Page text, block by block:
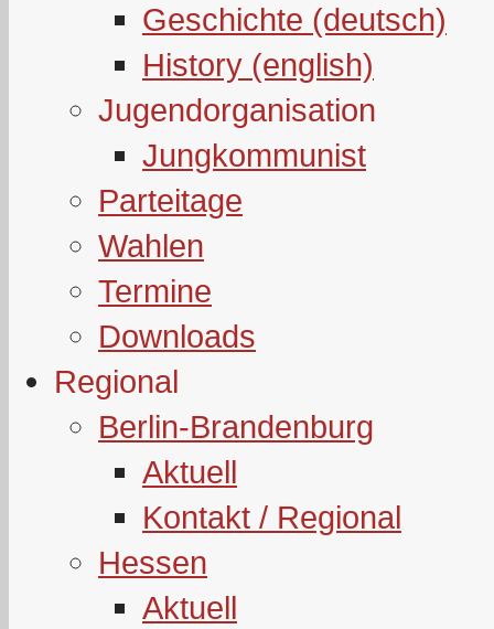
Geschichte (deutsch)
History (english)
Jugendorganisation
Jungkommunist
Parteitage
Wahlen
Termine
Downloads
Regional
Berlin-Brandenburg
Aktuell
Kontakt / Regional
Hessen
Aktuell